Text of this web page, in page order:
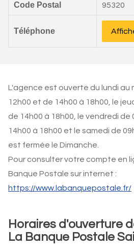
Code Postal 95320
Téléphone
L'agence est ouverte du lundi au
12h00 et de 14h00 à 18h00, le
de 14h00 à 18h00, le vendredi de
14h00 à 18h00 et le samedi de
est fermée le Dimanche.
Pour consulter votre compte en
Banque Postale sur internet :
https://www.labanquepostale.fr/
Horaires d'ouverture
La Banque Postale